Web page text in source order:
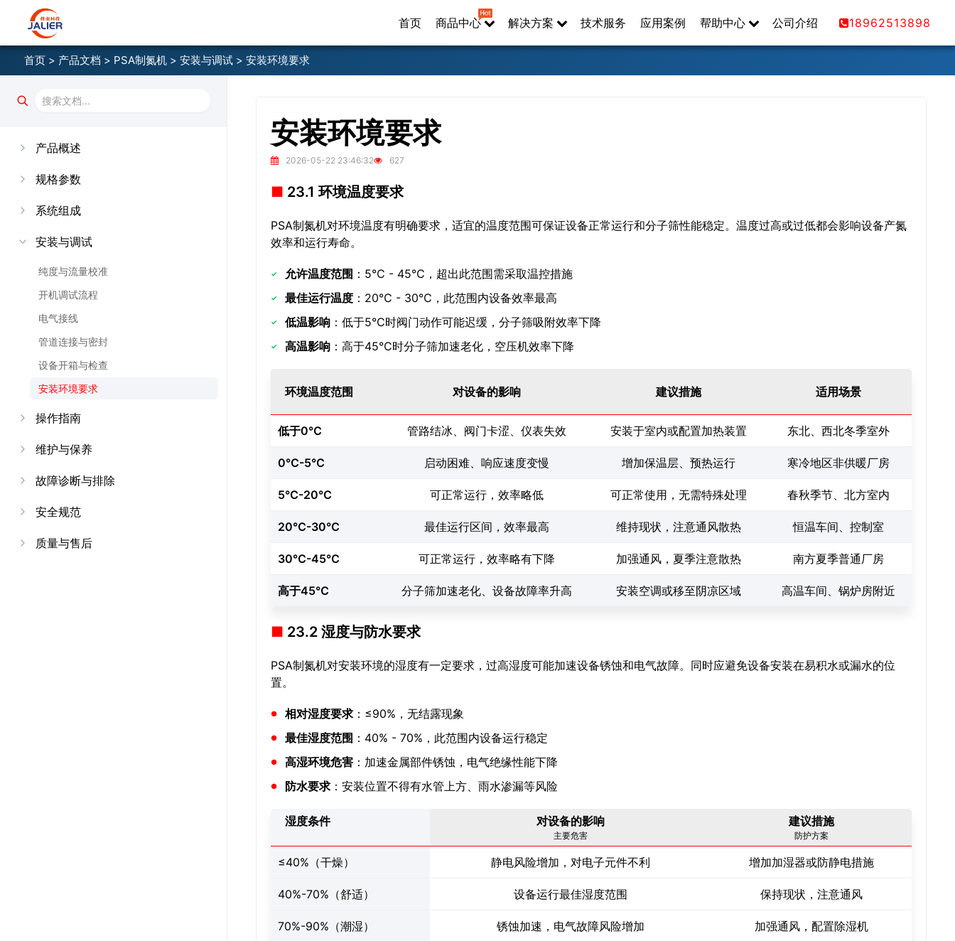
首页 商品中心 解决方案 技术服务 应用案例 帮助中心 公司介绍 18962513898
首页> 产品文档 > PSA制氮机> 安装与调试> 安装环境要求
产品概述
规格参数
系统组成
安装与调试
纯度与流量校准
开机调试流程
电气接线
管道连接与密封
设备开箱与检查
安装环境要求
操作指南
维护与保养
故障诊断与排除
安全规范
质量与售后
安装环境要求
2026-05-22 23:46:32 627
23.1 环境温度要求
PSA制氮机对环境温度有明确要求，适宜的温度范围可保证设备正常运行和分子筛性能稳定。温度过高或过低都会影响设备产氮
效率和运行寿命。
允许温度范围 ：5℃ - 45℃，超出此范围需采取温控措施
最佳运行温度 ：20℃ - 30℃，此范围内设备效率最高
低温影响 ：低于5℃时阀门动作可能迟缓，分子筛吸附效率下降
高温影响 ：高于45℃时分子筛加速老化，空压机效率下降
环境温度范围 对设备的影响 建议措施 适用场景
低于0℃ 管路结冰、阀门卡涩、仪表失效 安装于室内或配置加热装置 东北、西北冬季室外
0℃-5℃ 启动困难、响应速度变慢 增加保温层、预热运行 寒冷地区非供暖厂房
5℃-20℃ 可正常运行，效率略低 可正常使用，无需特殊处理 春秋季节、北方室内
20℃-30℃ 最佳运行区间，效率最高 维持现状，注意通风散热 恒温车间、控制室
30℃-45℃ 可正常运行，效率略有下降 加强通风，夏季注意散热 南方夏季普通厂房
高于45℃ 分子筛加速老化、设备故障率升高 安装空调或移至阴凉区域 高温车间、锅炉房附近
23.2 湿度与防水要求
PSA制氮机对安装环境的湿度有一定要求，过高湿度可能加速设备锈蚀和电气故障。同时应避免设备安装在易积水或漏水的位
置。
相对湿度要求：≤90%，无结露现象
最佳湿度范围 ：40% - 70%，此范围内设备运行稳定
高湿环境危害 ：加速金属部件锈蚀，电气绝缘性能下降
防水要求：安装位置不得有水管上方、雨水渗漏等风险
湿度条件 对设备的影响
主要危害
建议措施
防护方案
≤40%（干燥） 静电风险增加，对电子元件不利 增加加湿器或防静电措施
40%-70%（舒适） 设备运行最佳湿度范围 保持现状，注意通风
70%-90%（潮湿） 锈蚀加速，电气故障风险增加 加强通风，配置除湿机